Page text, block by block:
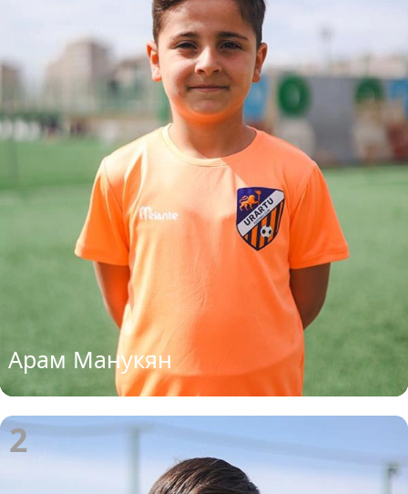
Арам Манукян
2